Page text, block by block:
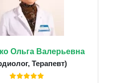
Ольга Валерьевна
Терапевт)